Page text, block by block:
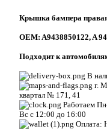
Крышка бампера
ОEM: A9438850122, A
Подходит к
В
г.
квартал № 171, 41
Работаем
Вс с 12:00 до 16:00
Оплата: